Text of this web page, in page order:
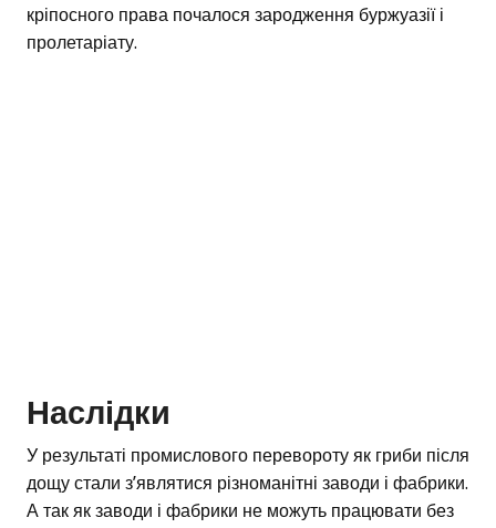
кріпосного права почалося зародження буржуазії і
пролетаріату.
Наслідки
У результаті промислового перевороту як гриби після
дощу стали з’являтися різноманітні заводи і фабрики.
А так як заводи і фабрики не можуть працювати без